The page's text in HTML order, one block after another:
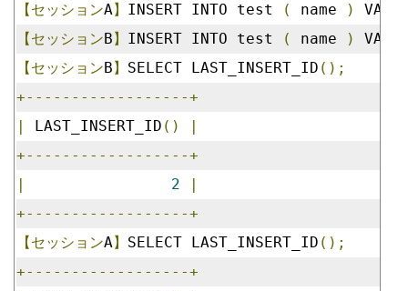
【セッションA】 INSERT INTO test ( name )
【セッションB】 INSERT INTO test ( name )
【セッションB】 SELECT LAST_INSERT_ID ();
+------------------+
|
LAST_INSERT_ID ()
|
+------------------+
|
2
|
+------------------+
【セッションA】 SELECT LAST_INSERT_ID ();
+------------------+